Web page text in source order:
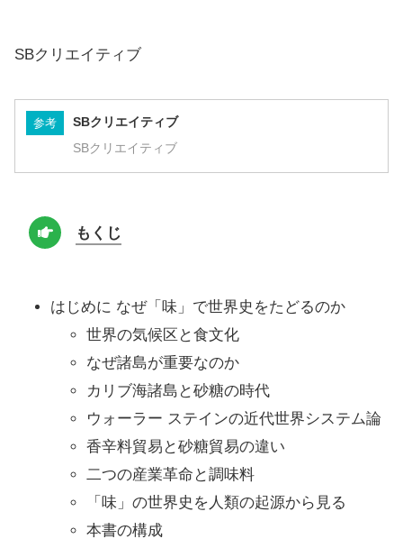
SBクリエイティブ
参考 SBクリエイティブ
SBクリエイティブ
もくじ
はじめに なぜ「味」で世界史をたどるのか
世界の気候区と食文化
なぜ諸島が重要なのか
カリブ海諸島と砂糖の時代
ウォーラー ステインの近代世界システム論
香辛料貿易と砂糖貿易の違い
二つの産業革命と調味料
「味」の世界史を人類の起源から見る
本書の構成